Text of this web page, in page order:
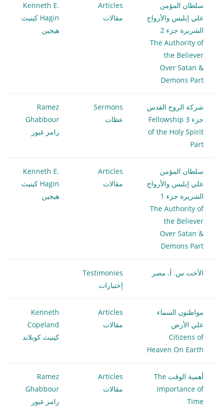
سلطان المؤمن
علي إبليس والأرواح
الشريرة جزء 2
The Authority of
the Believer
Over Satan &
Demons Part
Articles
مقالات
Kenneth E.
Hagin كينيث
هيجين
شركة الروح القدس
جزء 3 Fellowship
of the Holy Spirit
Part
Sermons
عظات
Ramez
Ghabbour
رامز غبور
سلطان المؤمن
علي إبليس والأرواح
الشريرة جزء 1
The Authority of
the Believer
Over Satan &
Demons Part
Articles
مقالات
Kenneth E.
Hagin كينيث
هيجين
الأخت س. أ. مصر
Testimonies
إختبارات
مواطنون السماء
علي الأرض
Citizens of
Heaven On Earth
Articles
مقالات
Kenneth
Copeland
كينيث كوبلاند
أهمية الوقت The
Importance of
Time
Articles
مقالات
Ramez
Ghabbour
رامز غبور